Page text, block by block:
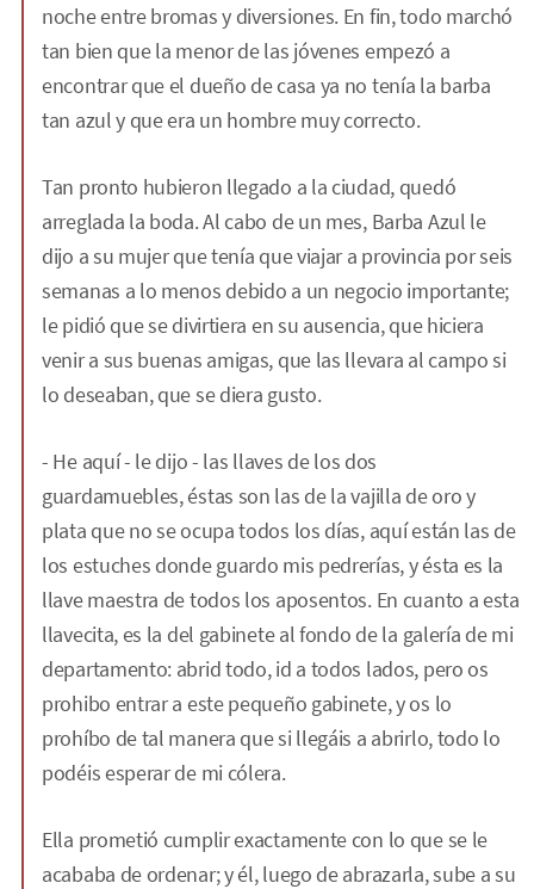
noche entre bromas y diversiones. En fin, todo marchó
tan bien que la menor de las jóvenes empezó a
encontrar que el dueño de casa ya no tenía la barba
tan azul y que era un hombre muy correcto.
Tan pronto hubieron llegado a la ciudad, quedó
arreglada la boda. Al cabo de un mes, Barba Azul le
dijo a su mujer que tenía que viajar a provincia por seis
semanas a lo menos debido a un negocio importante;
le pidió que se divirtiera en su ausencia, que hiciera
venir a sus buenas amigas, que las llevara al campo si
lo deseaban, que se diera gusto.
- He aquí - le dijo - las llaves de los dos
guardamuebles, éstas son las de la vajilla de oro y
plata que no se ocupa todos los días, aquí están las de
los estuches donde guardo mis pedrerías, y ésta es la
llave maestra de todos los aposentos. En cuanto a esta
llavecita, es la del gabinete al fondo de la galería de mi
departamento: abrid todo, id a todos lados, pero os
prohibo entrar a este pequeño gabinete, y os lo
prohíbo de tal manera que si llegáis a abrirlo, todo lo
podéis esperar de mi cólera.
Ella prometió cumplir exactamente con lo que se le
acababa de ordenar; y él, luego de abrazarla, sube a su